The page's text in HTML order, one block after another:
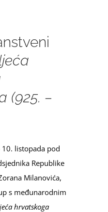
(925. –
listopada pod
Republike
Milanovića,
s međunarodnim
hrvatskoga